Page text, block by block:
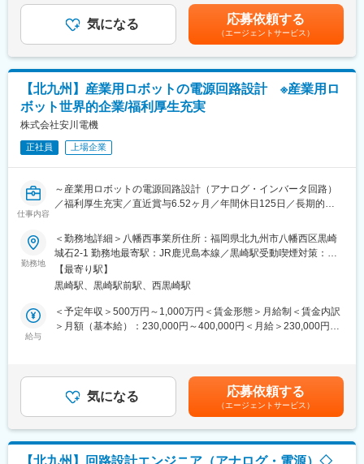
１０万円まで補助いたします。その後、長崎赴任時には引越し費
用
を全額支給します。研修期間中は赴任手当も支給します
■関西圏で経験を積みたい方や、将来的に長崎に戻りたい方は、本
社採用枠で歓迎いたします
■マイカー通勤 ※駐車場はありません。近隣の駐車場を各自で契
約してください
※製品ごとに担当が分かれており、基本的には各自が担当する製品
に対して上記業務を網羅的に担当いただく体制です。
※一製品当たり、1～3名の担当者がつきます。
ドローン・ヒューマノイドロボット等の最先端市場に向けた電源
製品／スマートフォンやゲーム機などに使用されるACアタプター
／デジタルカメラのバッテリー充電器／など
◆当社の特徴・魅力：
◇積極的な事業展開：
積極的なM＆Aや開発拠点への投資を行っており、売上高は14期連
続で過去最高を更新中です
◇総合精密部品メーカーとしての技術力：
同社は、単なる「総合」ではなく、「相い合わせる」ことを重視
ています
◇離職率2.5％で働きやすい環境：
年次有給休暇取得率81%。ライフサポート休暇や育休産休・介護
休暇、育児短時間勤務（小学校6年生修了まで）など制度も充実
■出向について：
※入社後「ミツミ電機株式会社」へ在籍出向となります
・計測機械器具、光学機械器具、医療衛生機械器具および電子工
業応用製品の製造および販売
・金属工業製品及び金属材料の製造および販売
・窯業製品の製造および販売
◇勤務地：福岡県飯塚市立岩1049
月)賃金はあくまでも目安の金額であり、選考を通じて上下する可
能性があります。月給(月額)は固定手当を含めた表記です。
気になる 応募依頼する
（エージェントサービス）
【北九州】産業用ロボットの電源回路設計 ※産業用ロ
ボット世界的企業/福利厚生充実
株式会社安川電機
正社員 上場企業
仕事内容
～産業用ロボットの電源回路設計（アナログ・インバータ回路）
／福利厚生充実／直近賞与6.52ヶ月／年間休日125日／長期的な
■業務内容：
アーク溶接ロボットの電源回路設計を担当いただきます。
産業用ロボットのマニピュレータ及びアプリケーションの開発が
ミッションンの部門で、アナログ回路とインバータ回路の開発設
計を担当いただきます。
まずは製品開発を通じて、業界およびユーザーの理解を深めて頂
く一方、実際の製品開発チームにおいて、回路設計を中心とした
を期待しています。
勤務地
＜勤務地詳細＞八幡西事業所住所：福岡県北九州市八幡西区黒崎
城石2-1 勤務地最寄駅：JR鹿児島本線／黒崎駅受動喫煙対策：屋
内全面禁煙
【最寄り駅】
黒崎駅、黒崎駅前駅、西黒崎駅
給与
＜予定年収＞500万円～1,000万円＜賃金形態＞月給制＜賃金内訳
＞月額（基本給）：230,000円～400,000円＜月給＞230,000円～
万円の給与提示予定です■昇給：年1回（4月）■賞与：年2回（6
月、12月）※2025年度実績：5.85ヶ月賃金はあくまでも目安の金
額であり、選考を通じて上下する可能性があります。月給(月額)は
固定手当を含めた表記です。
気になる 応募依頼する
（エージェントサービス）
【北九州】回路設計エンジニア（アナログ・電源）◇